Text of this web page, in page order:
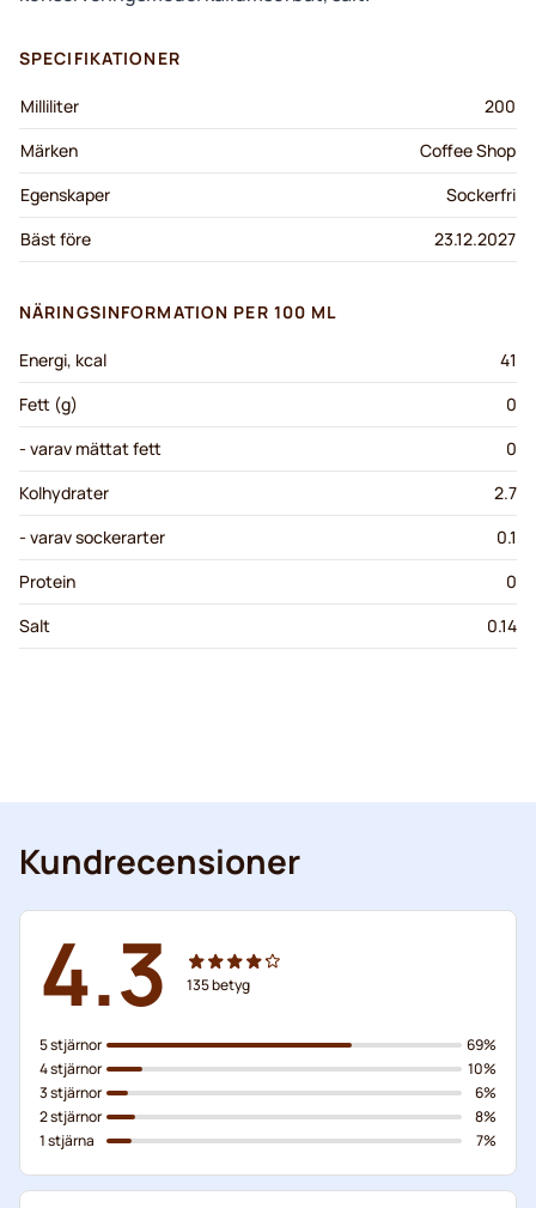
SPECIFIKATIONER
Milliliter
200
Märken
Coffee Shop
Egenskaper
Sockerfri
Bäst före
23.12.2027
NÄRINGSINFORMATION PER 100 ML
Energi, kcal
41
Fett (g)
0
- varav mättat fett
0
Kolhydrater
2.7
- varav sockerarter
0.1
Protein
0
Salt
0.14
Kundrecensioner
4.3 135betyg
5 stjärnor
4 stjärnor
3 stjärnor
2 stjärnor
1 stjärna
69%
10%
6%
8%
7%